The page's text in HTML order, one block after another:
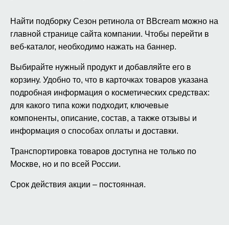
Найти подборку Сезон ретинола от BBcream можно на
главной странице сайта компании. Чтобы перейти в
веб-каталог, необходимо нажать на баннер.
Выбирайте нужный продукт и добавляйте его в
корзину. Удобно то, что в карточках товаров указана
подробная информация о косметических средствах:
для какого типа кожи подходит, ключевые
компоненты, описание, состав, а также отзывы и
информация о способах оплаты и доставки.
Транспортировка товаров доступна не только по
Москве, но и по всей России.
Срок действия акции – постоянная.